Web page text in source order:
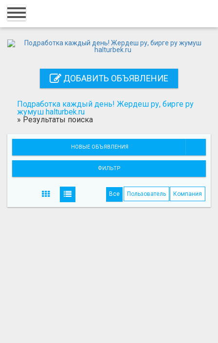
Главная
Контакты
Добавить объявление
Поиск
ДОБАВИТЬ ОБЪЯВЛЕНИЕ
Подработка каждый день! Жердеш ру, бирге ру
жумуш halturbek.ru
» Результаты поиска
НОВЫЕ ОБЪЯВЛЕНИЯ
ФИЛЬТР
Все Пользователь Компания